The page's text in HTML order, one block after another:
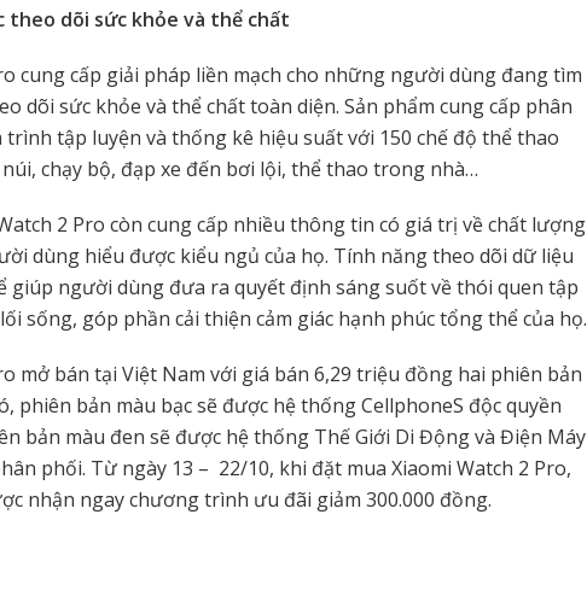
theo dõi sức khỏe và thể chất
cung cấp giải pháp liền mạch cho những người dùng đang tìm
dõi sức khỏe và thể chất toàn diện. Sản phẩm cung cấp phân
trình tập luyện và thống kê hiệu suất với 150 chế độ thể thao
chạy bộ, đạp xe đến bơi lội, thể thao trong nhà…
2 Pro còn cung cấp nhiều thông tin có giá trị về chất lượng
dùng hiểu được kiểu ngủ của họ. Tính năng theo dõi dữ liệu
giúp người dùng đưa ra quyết định sáng suốt về thói quen tập
sống, góp phần cải thiện cảm giác hạnh phúc tổng thể của họ.
mở bán tại Việt Nam với giá bán 6,29 triệu đồng hai phiên bản
phiên bản màu bạc sẽ được hệ thống CellphoneS độc quyền
bản màu đen sẽ được hệ thống Thế Giới Di Động và Điện Máy
phối. Từ ngày 13 – 22/10, khi đặt mua Xiaomi Watch 2 Pro,
nhận ngay chương trình ưu đãi giảm 300.000 đồng.